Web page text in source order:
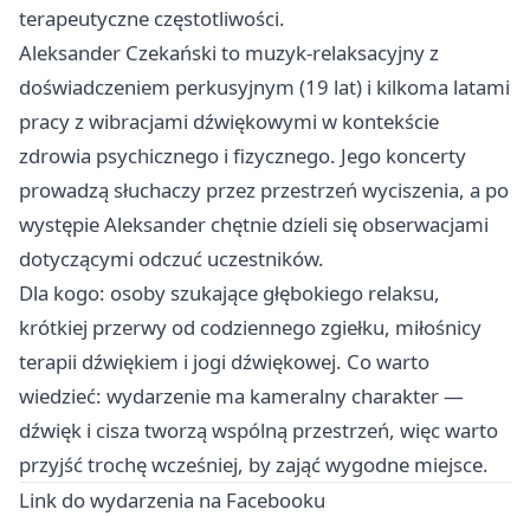
terapeutyczne częstotliwości.
Aleksander Czekański to muzyk-relaksacyjny z
doświadczeniem perkusyjnym (19 lat) i kilkoma latami
pracy z wibracjami dźwiękowymi w kontekście
zdrowia psychicznego i fizycznego. Jego koncerty
prowadzą słuchaczy przez przestrzeń wyciszenia, a po
występie Aleksander chętnie dzieli się obserwacjami
dotyczącymi odczuć uczestników.
Dla kogo: osoby szukające głębokiego relaksu,
krótkiej przerwy od codziennego zgiełku, miłośnicy
terapii dźwiękiem i jogi dźwiękowej. Co warto
wiedzieć: wydarzenie ma kameralny charakter —
dźwięk i cisza tworzą wspólną przestrzeń, więc warto
przyjść trochę wcześniej, by zająć wygodne miejsce. ‍
Link do wydarzenia na Facebooku